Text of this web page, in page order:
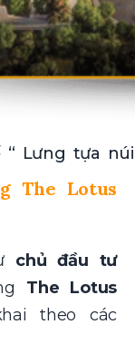
Lưng tựa
The Lotus
chủ đầu tư
The Lotus
theo các